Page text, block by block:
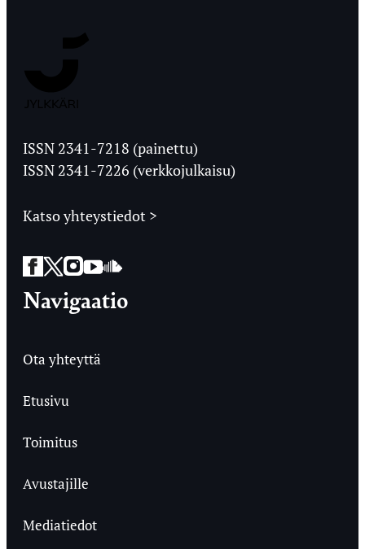
Ylioppilaslehti
ISSN 2341-7218 (painettu)
ISSN 2341-7226 (verkkojulkaisu)
Katso yhteystiedot >
Facebook
Twitter
Instagram
YouTube
SoundCloud
Navigaatio
Ota yhteyttä
Etusivu
Toimitus
Avustajille
Mediatiedot